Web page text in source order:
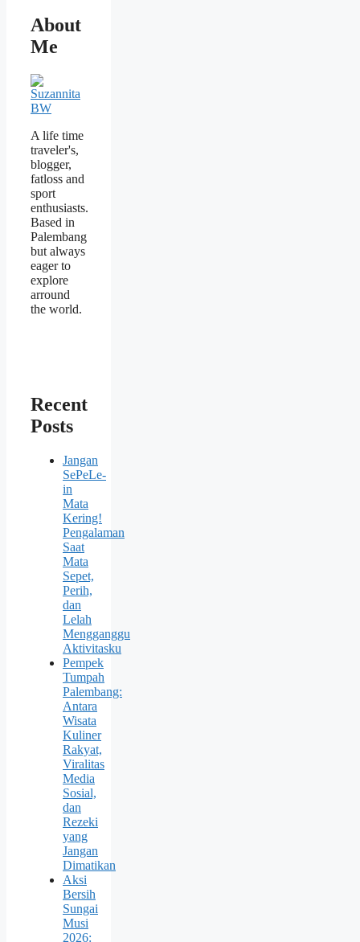
About
Me
A life time
traveler's,
blogger,
fatloss and
sport
enthusiasts.
Based in
Palembang
but always
eager to
explore
arround
the world.
Recent
Posts
Jangan
SePeLe-
in
Mata
Kering!
Pengalaman
Saat
Mata
Sepet,
Perih,
dan
Lelah
Mengganggu
Aktivitasku
Pempek
Tumpah
Palembang:
Antara
Wisata
Kuliner
Rakyat,
Viralitas
Media
Sosial,
dan
Rezeki
yang
Jangan
Dimatikan
Aksi
Bersih
Sungai
Musi
2026: